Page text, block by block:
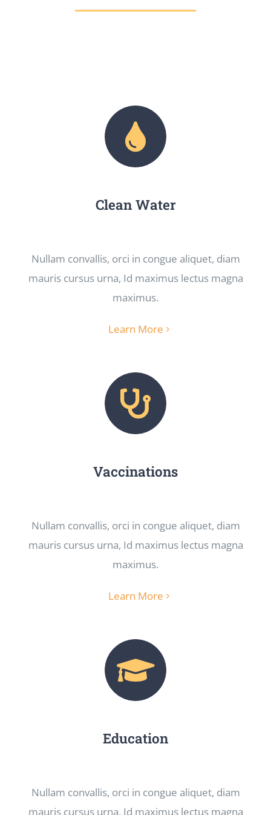
Clean Water
Nullam convallis, orci in congue aliquet, diam
mauris cursus urna, Id maximus lectus magna
maximus.
Learn More
Vaccinations
Nullam convallis, orci in congue aliquet, diam
mauris cursus urna, Id maximus lectus magna
maximus.
Learn More
Education
Nullam convallis, orci in congue aliquet, diam
mauris cursus urna, Id maximus lectus magna